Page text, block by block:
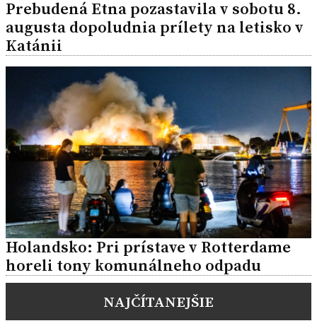
Prebudená Etna pozastavila v sobotu 8.
augusta dopoludnia prílety na letisko v
Katánii
Holandsko: Pri prístave v Rotterdame
horeli tony komunálneho odpadu
NAJČÍTANEJŠIE